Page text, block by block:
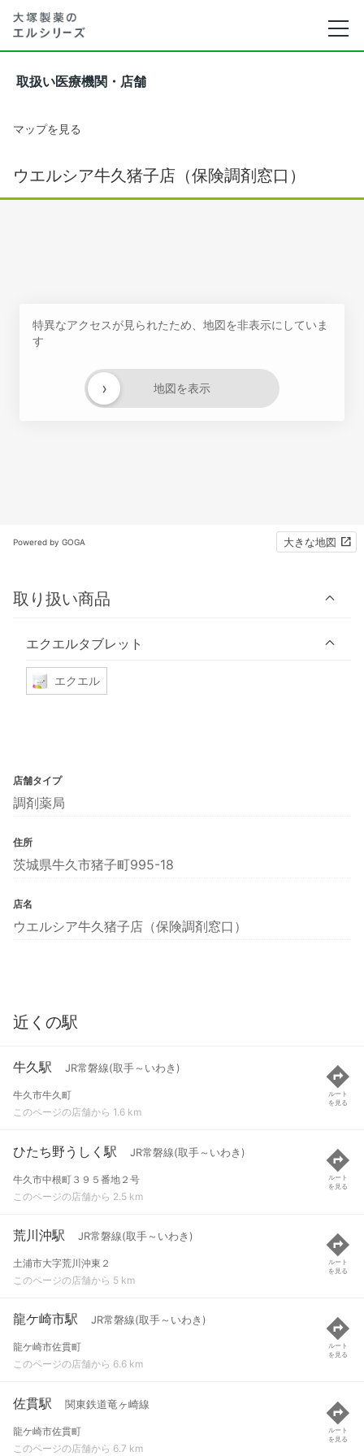
取扱い医療機関・店舗
マップを見る
ウエルシア牛久猪子店（保険調剤窓口）
特異なアクセスが見られたため、地図を非表示にしていま
す
地図を表示
›
Powered by GOGA 大きな地図
取り扱い商品
エクエルタブレット
エクエル
店舗タイプ
調剤薬局
住所
茨城県牛久市猪子町995-18
店名
ウエルシア牛久猪子店（保険調剤窓口）
近くの駅
牛久駅 JR常磐線(取手～いわき)
牛久市牛久町
このページの店舗から 1.6 km
ルート
を見る
ひたち野うしく駅 JR常磐線(取手～いわき)
牛久市中根町３９５番地２号
このページの店舗から 2.5 km
ルート
を見る
荒川沖駅 JR常磐線(取手～いわき)
土浦市大字荒川沖東２
このページの店舗から 5 km
ルート
を見る
龍ケ崎市駅 JR常磐線(取手～いわき)
龍ケ崎市佐貫町
このページの店舗から 6.6 km
ルート
を見る
佐貫駅 関東鉄道竜ヶ崎線
龍ケ崎市佐貫町
このページの店舗から 6.7 km
ルート
を見る